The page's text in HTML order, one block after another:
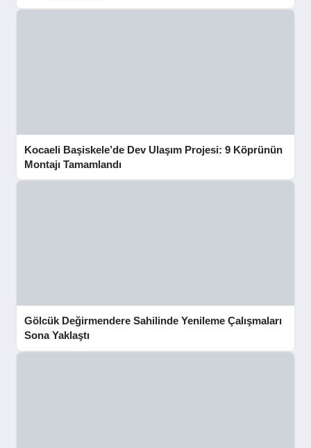
Kocaeli Başiskele’de Dev Ulaşım Projesi: 9 Köprünün
Montajı Tamamlandı
Gölcük Değirmendere Sahilinde Yenileme Çalışmaları
Sona Yaklaştı